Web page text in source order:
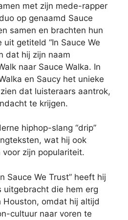
met zijn mede-rapper
op genaamd Sauce
samen en brachten hun
getiteld “In Sauce We
dat hij zijn naam
naar Sauce Walka. In
en Saucy het unieke
dat luisteraars aantrok,
te krijgen.
hiphop-slang “drip”
wat hij ook
zijn populariteit.
Sauce We Trust” heeft hij
uitgebracht die hem erg
Houston, omdat hij altijd
cultuur naar voren te